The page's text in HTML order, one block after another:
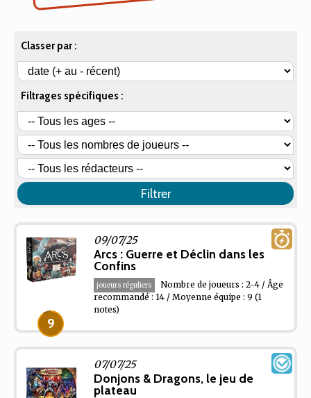
Classer par :
Filtrages spécifiques :
Filtrer
9
09/07/25
Arcs : Guerre et Déclin dans les
Confins
joueurs réguliers
Nombre de joueurs : 2-4 / Âge
recommandé : 14 / Moyenne équipe : 9 (1
notes)
07/07/25
Donjons & Dragons, le jeu de
plateau